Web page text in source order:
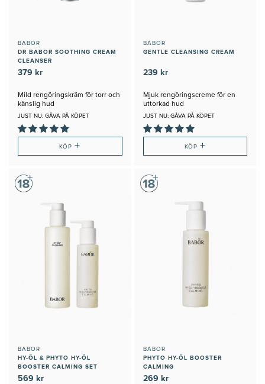
BABOR
DR BABOR SOOTHING CREAM
CLEANSER
379 kr
Mild rengöringskräm för torr och
känslig hud
JUST NU: GÅVA PÅ KÖPET
KÖP+
BABOR
GENTLE CLEANSING CREAM
239 kr
Mjuk rengöringscreme för en
uttorkad hud
JUST NU: GÅVA PÅ KÖPET
KÖP +
BABOR
HY-ÖL & PHYTO HY-ÖL
BOOSTER CALMING SET
569 kr
BABOR
PHYTO HY-ÖL BOOSTER
CALMING
269 kr